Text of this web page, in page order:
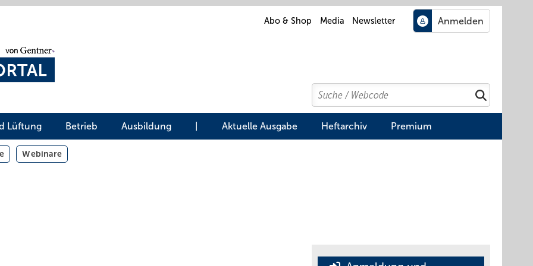
Abo & Shop Media Newsletter
Search
Suchen
Lüftung Betrieb Ausbildung Aktuelle Ausgabe Heftarchiv Premium
Webinare